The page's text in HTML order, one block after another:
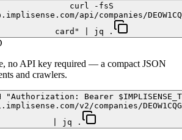
curl -fsS
api/companies/
card" | jq .
no API key required — a compact JSON
and crawlers.
Bearer
v2/companies/
| jq .